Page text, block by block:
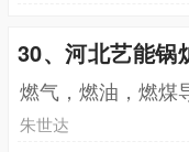
30、河北艺能锅
燃气，燃油，燃煤
朱世达